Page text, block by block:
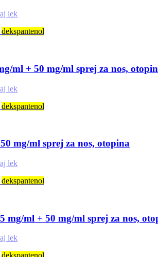
lek
dekspantenol
ml + 50 mg/ml sprej za nos,
lek
dekspantenol
mg/ml sprej za nos, otopina
lek
dekspantenol
mg/ml + 50 mg/ml sprej za nos,
lek